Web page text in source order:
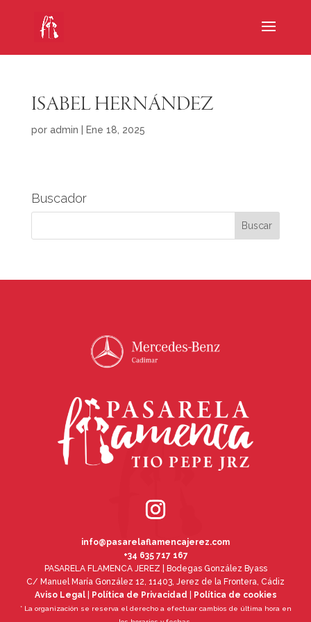
ISABEL HERNÁNDEZ
por admin Ene 18, 2025
Buscador
info@pasarelaflamencajerez.com
+34 635 717 167
PASARELA FLAMENCA JEREZ | Bodegas González Byass
C/ Manuel María González 12, 11403, Jerez de la Frontera, Cádiz
Aviso Legal| Política de Privacidad Política de cookies
* La organización se reserva el derecho a efectuar cambios de última hora en